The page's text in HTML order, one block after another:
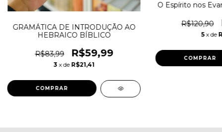
GRAMÁTICA DE INTRODUÇÃO AO
HEBRAICO BÍBLICO
R$83,99 R$59,99
3 x de R$21,41
O Espírito nos
R$120,90
5 x de